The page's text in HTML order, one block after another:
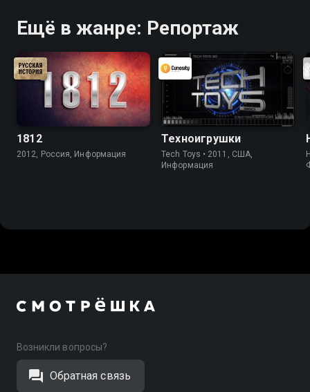
Ещё в жанре: Репортаж
1812
2012, Россия, Информация
Техноигрушки
Tech Toys • 2011, США,
Информация
Возникли вопросы?
Обратная связь